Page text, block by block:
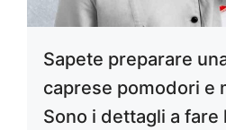
Sapete preparare
caprese pomodori e
Sono i dettagli a